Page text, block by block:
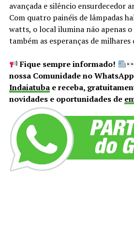
avançada e silêncio ensurdecedor
Com quatro painéis de lâmpadas
watts, o local ilumina não apenas
também as esperanças de
Fique sempre informado!
nossa Comunidade no
Indaiatubae receba,
novidades e oportunidades de